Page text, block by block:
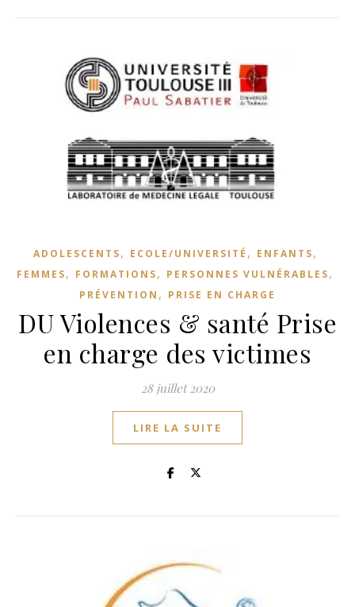
ADOLESCENTS, ECOLE/UNIVERSITÉ , ENFANTS,
FEMMES, FORMATIONS, PERSONNES VULNÉRABLES,
PRÉVENTION , PRISE EN CHARGE
DU Violences & santé Prise
en charge des victimes
28 juillet 2020
LIRE LA SUITE